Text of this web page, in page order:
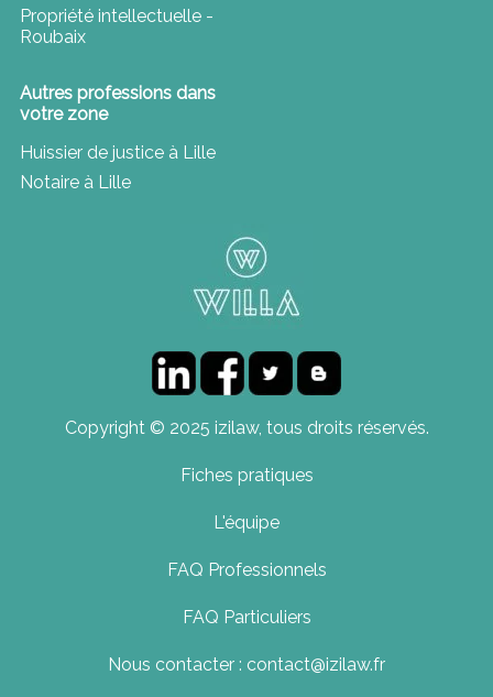
Propriété intellectuelle -
Roubaix
Autres professions dans
votre zone
Huissier de justice à Lille
Notaire à Lille
Copyright © 2025 izilaw, tous droits réservés.
Fiches pratiques
L'équipe
FAQ Professionnels
FAQ Particuliers
Nous contacter : contact@izilaw.fr